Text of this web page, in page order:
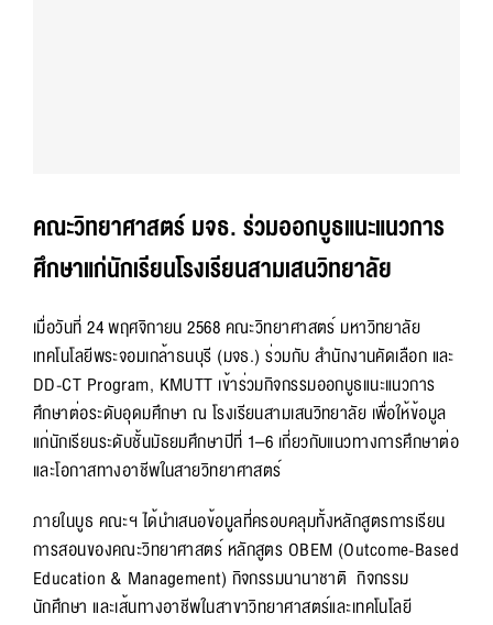
คณะวิทยาศาสตร์ มจธ. ร่วมออกบูธแนะแนวการ
ศึกษาแก่นักเรียนโรงเรียนสามเสนวิทยาลัย
เมื่อวันที่ 24 พฤศจิกายน 2568 คณะวิทยาศาสตร์ มหาวิทยาลัย
เทคโนโลยีพระจอมเกล้าธนบุรี (มจธ.) ร่วมกับ สำนักงานคัดเลือก และ
DD-CT Program, KMUTT เข้าร่วมกิจกรรมออกบูธแนะแนวการ
ศึกษาต่อระดับอุดมศึกษา ณ โรงเรียนสามเสนวิทยาลัย เพื่อให้ข้อมูล
แก่นักเรียนระดับชั้นมัธยมศึกษาปีที่ 1–6 เกี่ยวกับแนวทางการศึกษาต่อ
และโอกาสทางอาชีพในสายวิทยาศาสตร์
ภายในบูธ คณะฯ ได้นำเสนอข้อมูลที่ครอบคลุมทั้งหลักสูตรการเรียน
การสอนของคณะวิทยาศาสตร์ หลักสูตร OBEM (Outcome-Based
Education & Management) กิจกรรมนานาชาติ กิจกรรม
นักศึกษา และเส้นทางอาชีพในสาขาวิทยาศาสตร์และเทคโนโลยี